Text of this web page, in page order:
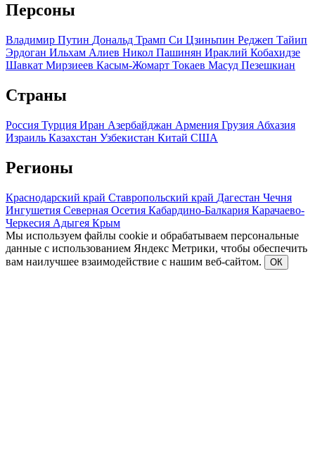
Персоны
Владимир Путин Дональд Трамп Си Цзиньпин Реджеп Тайип
Эрдоган Ильхам Алиев Никол Пашинян Ираклий Кобахидзе
Шавкат Мирзиеев Касым-Жомарт Токаев Масуд Пезешкиан
Страны
Россия Турция Иран Азербайджан Армения Грузия Абхазия
Израиль Казахстан Узбекистан Китай США
Регионы
Краснодарский край Ставропольский край Дагестан Чечня
Ингушетия Северная Осетия Кабардино-Балкария Карачаево-
Черкесия Адыгея Крым
Мы используем файлы cookie и обрабатываем персональные
данные с использованием Яндекс Метрики, чтобы обеспечить
вам наилучшее взаимодействие с нашим веб-сайтом.
ОК